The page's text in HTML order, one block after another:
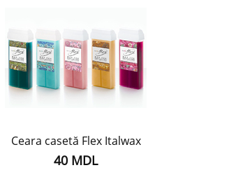
Ceara casetă Flex Italwax
40 MDL